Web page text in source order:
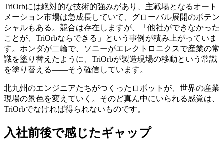
TriOrbには絶対的な技術的強みがあり、主戦場となるオート
メーション市場は急成長していて、グローバル展開のポテン
シャルもある。競合は存在しますが、「他社ができなかった
ことが、TriOrbならできる」という事例が積み上がっていま
す。ホンダが二輪で、ソニーがエレクトロニクスで産業の常
識を塗り替えたように、TriOrbが製造現場の移動という常識
を塗り替える——そう確信しています。
北九州のエンジニアたちがつくったロボットが、世界の産業
現場の景色を変えていく。そのど真ん中にいられる感覚は、
TriOrbでなければ得られないものです。
入社前後で感じたギャップ